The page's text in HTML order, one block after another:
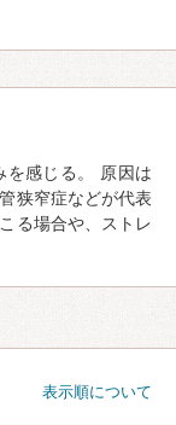
を感じる。 原因は
狭窄症などが代表
る場合や、ストレ
表示順について